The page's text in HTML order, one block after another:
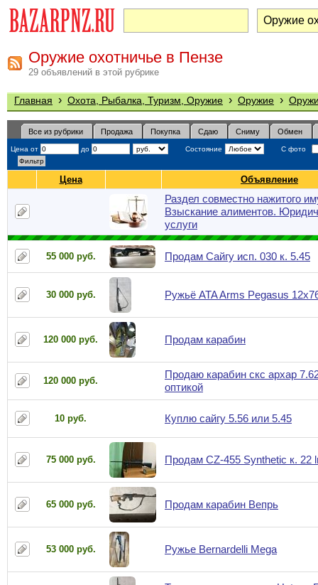
Оружие охотничье в Пензе
29 объявлений в этой рубрике
Главная › Охота, Рыбалка, Туризм, Оружие › Оружие ›
Все из рубрики Продажа Покупка Сдаю Сниму Обмен
Цена от до Состояние С фото
Цена Объявление
Раздел совместно нажитого
Взыскание алиментов.
услуги
55 000 руб. Продам Сайгу исп. 030 к. 5.45
30 000 руб. Ружьё ATA Arms Pegasus
120 000 руб. Продам карабин
120 000 руб.
Продаю карабин скс архар
оптикой
10 руб. Куплю сайгу 5.56 или 5.45
75 000 руб. Продам CZ-455 Synthetic к. 22
65 000 руб. Продам карабин Вепрь
53 000 руб. Ружье Bernardelli Mega